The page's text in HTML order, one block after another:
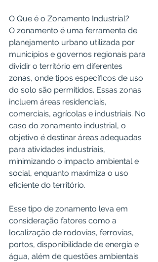
O Que é o Zonamento Industrial?
O zonamento é uma ferramenta de
planejamento urbano utilizada por
municípios e governos regionais para
dividir o território em diferentes
zonas, onde tipos específicos de uso
do solo são permitidos. Essas zonas
incluem áreas residenciais,
comerciais, agrícolas e industriais. No
caso do zonamento industrial, o
objetivo é destinar áreas adequadas
para atividades industriais,
minimizando o impacto ambiental e
social, enquanto maximiza o uso
eficiente do território.
Esse tipo de zonamento leva em
consideração fatores como a
localização de rodovias, ferrovias,
portos, disponibilidade de energia e
água, além de questões ambientais